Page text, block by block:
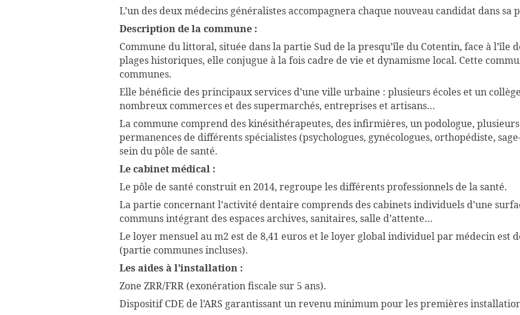
L’un des deux médecins généralistes accompagnera chaque nouveau candidat dans sa
Description de la commune :
Commune du littoral, située dans la partie Sud de la presqu’île du Cotentin, face à l’île
plages historiques, elle conjugue à la fois cadre de vie et dynamisme local. Cette
communes.
Elle bénéficie des principaux services d’une ville urbaine : plusieurs écoles et un
nombreux commerces et des supermarchés, entreprises et artisans…
La commune comprend des kinésithérapeutes, des infirmières, un podologue,
permanences de différents spécialistes (psychologues, gynécologues, orthopédiste,
sein du pôle de santé.
Le cabinet médical :
Le pôle de santé construit en 2014, regroupe les différents professionnels de la santé.
La partie concernant l’activité dentaire comprends des cabinets individuels d’une
communs intégrant des espaces archives, sanitaires, salle d’attente…
Le loyer mensuel au m2 est de 8,41 euros et le loyer global individuel par médecin est
(partie communes incluses).
Les aides à l’installation :
Zone ZRR/FRR (exonération fiscale sur 5 ans).
Dispositif CDE de l’ARS garantissant un revenu minimum pour les premières